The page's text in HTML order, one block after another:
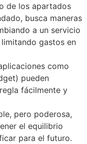
de los apartados
busca maneras
a un servicio
gastos en
como
pueden
fácilmente y
pero poderosa,
el equilibrio
para el futuro.